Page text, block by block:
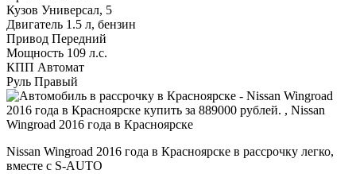
Кузов Универсал, 5
Двигатель 1.5 л, бензин
Привод Передний
Мощность 109 л.с.
КПП Автомат
Руль Правый
Nissan Wingroad 2016 года в Красноярске в рассрочку легко,
вместе с S-AUTO